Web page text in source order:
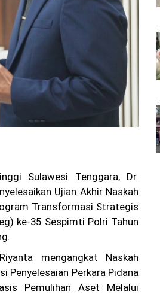
Sulawesi Tenggara, Dr.
Ujian Akhir Naskah
Transformasi Strategis
ke-35 Sespimti Polri Tahun
mengangkat Naskah
Penyelesaian Perkara Pidana
Pemulihan Aset Melalui